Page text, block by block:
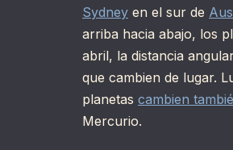
Sydney en el sur de
arriba hacia abajo, los
abril, la distancia
que cambien de lugar.
planetas cambien
Mercurio.